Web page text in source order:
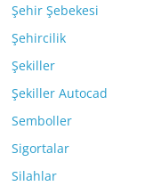
Şehir Şebekesi
Şehircilik
Şekiller
Şekiller Autocad
Semboller
Sigortalar
Silahlar